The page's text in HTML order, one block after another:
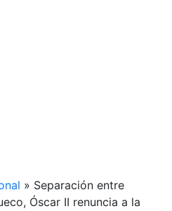
» Separación entre
Óscar II renuncia a la